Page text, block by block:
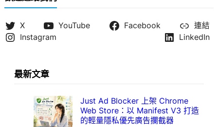
X YouTube Facebook
連結
Instagram
LinkedIn
最新文章
Just Ad Blocker 上架 Chrome
Web Store：以 Manifest V3 打造
的輕量隱私優先廣告攔截器